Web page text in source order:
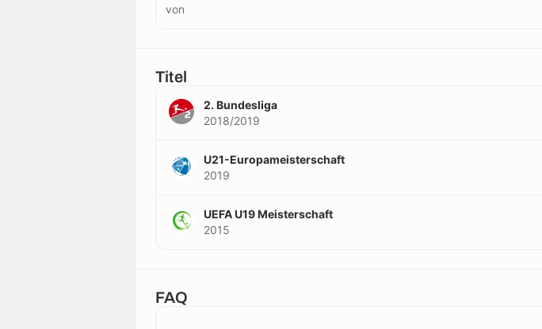
von
Titel
2. Bundesliga
2018/2019
U21-Europameisterschaft
2019
UEFA U19 Meisterschaft
2015
FAQ